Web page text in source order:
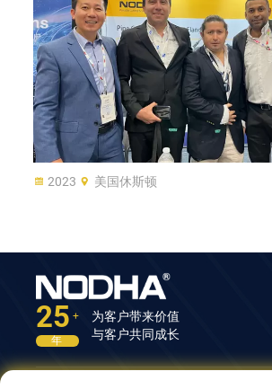
2023 美国休斯顿
25 +
年
为客户带来价值
与客户共同成长